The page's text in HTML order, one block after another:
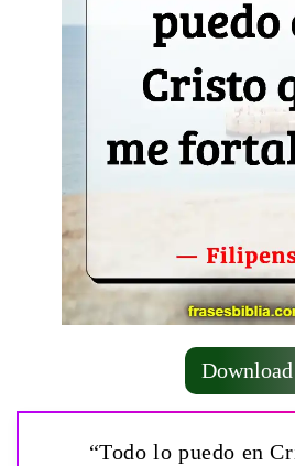
Download
“Todo lo puedo en